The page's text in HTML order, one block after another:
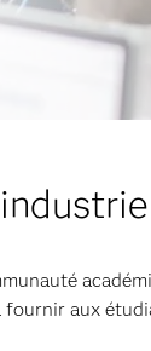
aux